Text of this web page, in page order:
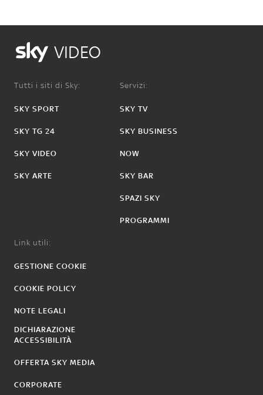
VIDEO
Tutti i siti di Sky:
SKY SPORT
SKY TG 24
SKY VIDEO
SKY ARTE
Servizi:
SKY TV
SKY BUSINESS
NOW
SKY BAR
SPAZI SKY
PROGRAMMI
Link utili:
GESTIONE COOKIE
COOKIE POLICY
NOTE LEGALI
DICHIARAZIONE
ACCESSIBILITÀ
OFFERTA SKY MEDIA
CORPORATE